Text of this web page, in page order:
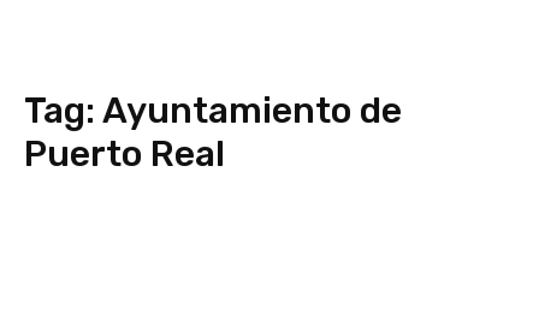
Tag: Ayuntamiento de
Puerto Real